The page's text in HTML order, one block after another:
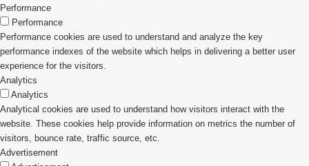
Performance
Performance
Performance cookies are used to understand and analyze the key
performance indexes of the website which helps in delivering a better user
experience for the visitors.
Analytics
Analytics
Analytical cookies are used to understand how visitors interact with the
website. These cookies help provide information on metrics the number of
visitors, bounce rate, traffic source, etc.
Advertisement